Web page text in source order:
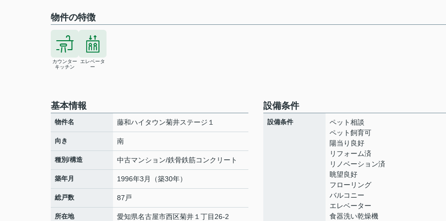
物件の特徴
カウンター
キッチン
エレベータ
ー
基本情報
物件名 藤和ハイタウン菊井ステージ１
向き 南
種別/構造 中古マンション/鉄骨鉄筋コンクリート
築年月 1996年3月（築30年）
総戸数 87戸
所在地 愛知県名古屋市西区菊井 １丁目26-2
設備条件
設備条件
ペット相談
ペット飼育可
陽当り良好
リフォーム済
リノベーション済
眺望良好
フローリング
バルコニー
エレベーター
食器洗い乾燥機